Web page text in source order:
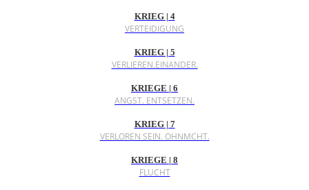
KRIEG | 4
VERTEIDIGUNG
KRIEG | 5
VERLIEREN.EINANDER.
KRIEGE | 6
ANGST. ENTSETZEN.
KRIEG | 7
VERLOREN SEIN. OHNMCHT.
KRIEGE | 8
FLUCHT